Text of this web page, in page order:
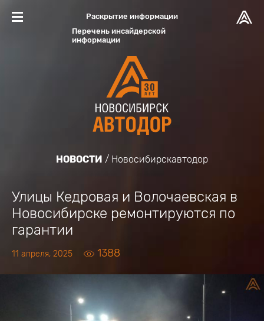
Раскрытие информации
Перечень инсайдерской
информации
НОВОСТИ Новосибирскавтодор
Улицы Кедровая и Волочаевская в
Новосибирске ремонтируются по
гарантии
11 апреля, 2025 1388